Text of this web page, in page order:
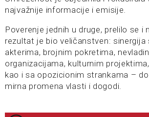
najvažnije informacije i emisije.
Poverenje jednih u druge, prelilo se i
rezultat je bio veličanstven: sinergija
akterima, brojnim pokretima,
organizacijama, kulturnim
kao i sa opozicionim strankama –
mirna promena vlasti i dogodi.